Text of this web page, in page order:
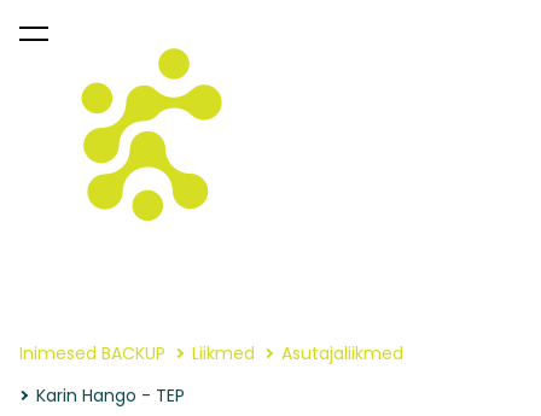
lisati ostukorvi.
Inimesed BACKUP Liikmed
Asutajaliikmed
Karin Hango - TEP